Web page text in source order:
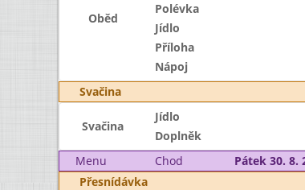
Oběd
Polévka
Jídlo
Příloha
Nápoj
Svačina
Svačina
Jídlo
Doplněk
Menu
Chod Pátek 30. 8.
Přesnídávka